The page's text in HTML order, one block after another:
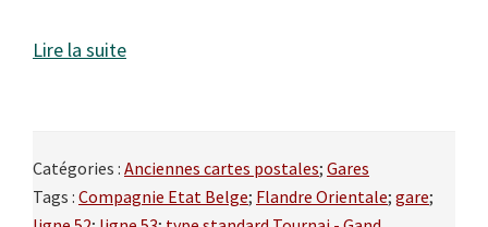
Lire la suite
Catégories : Anciennes cartes postales; Gares
Tags : Compagnie Etat Belge; Flandre Orientale; gare;